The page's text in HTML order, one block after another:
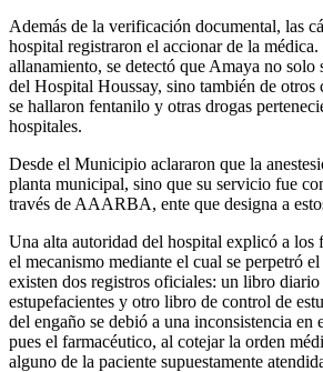
Además de la verificación documental, las
hospital registraron el accionar de la
allanamiento, se detectó que Amaya no solo
del Hospital Houssay, sino también de otros
se hallaron fentanilo y otras drogas
hospitales.
Desde el Municipio aclararon que la
planta municipal, sino que su servicio fue
través de AAARBA, ente que designa a
Una alta autoridad del hospital explicó a los
el mecanismo mediante el cual se perpetró
existen dos registros oficiales: un libro
estupefacientes y otro libro de control de
del engaño se debió a una inconsistencia en
pues el farmacéutico, al cotejar la orden
alguno de la paciente supuestamente